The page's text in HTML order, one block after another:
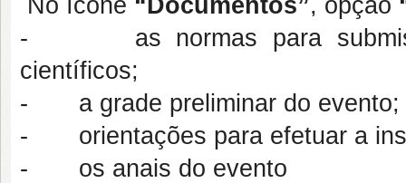
No ícone “Documentos”, opção
- as normas para
científicos;
- a grade preliminar do evento;
- orientações para efetuar a
- os anais do evento